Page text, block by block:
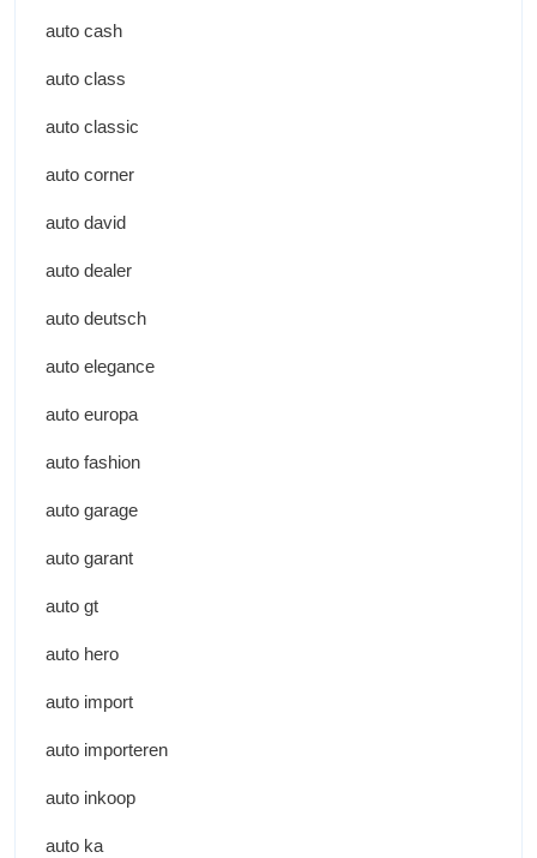
auto cash
auto class
auto classic
auto corner
auto david
auto dealer
auto deutsch
auto elegance
auto europa
auto fashion
auto garage
auto garant
auto gt
auto hero
auto import
auto importeren
auto inkoop
auto ka